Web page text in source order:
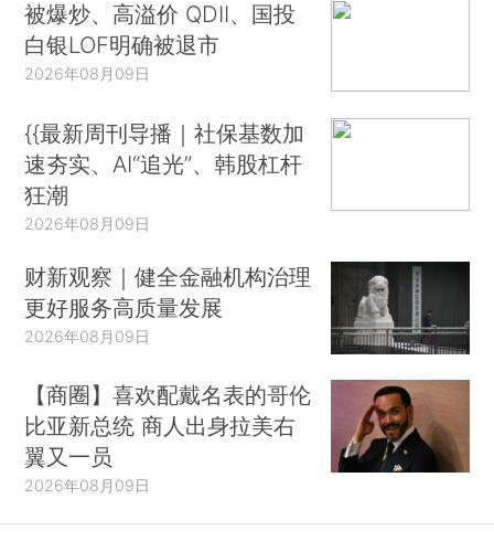
被爆炒、高溢价 QDII、国投
白银LOF明确被退市
2026年08月09日
{{最新周刊导播｜社保基数加
速夯实、AI“追光”、韩股杠杆
狂潮
2026年08月09日
财新观察｜健全金融机构治理
更好服务高质量发展
2026年08月09日
【商圈】喜欢配戴名表的哥伦
比亚新总统 商人出身拉美右
翼又一员
2026年08月09日